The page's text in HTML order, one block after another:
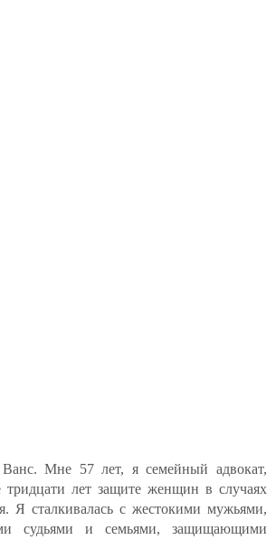
Мне 57 лет, я семейный адвокат,
тридцати лет защите женщин в случаях
Я сталкивалась с жестокими мужьями,
судьями и семьями, защищающими